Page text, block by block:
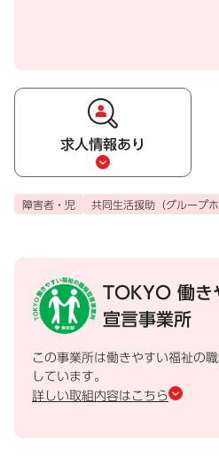
求人情報あり
障害者・児 共同生活援助（グループ
TOKYO 働き
宣言事業所
この事業所は働きやすい福祉の
しています。
詳しい取組内容はこちら